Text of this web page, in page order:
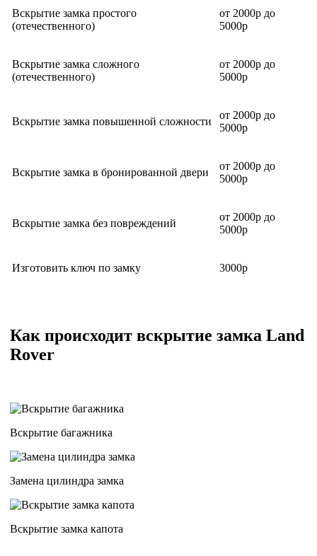
Вскрытие замка простого
(отечественного)
от 2000р до
5000р
Вскрытие замка сложного
(отечественного)
от 2000р до
5000р
Вскрытие замка повышенной сложности
от 2000р до
5000р
Вскрытие замка в бронированной двери
от 2000р до
5000р
Вскрытие замка без повреждений
от 2000р до
5000р
Изготовить ключ по замку 3000р
Как происходит вскрытие замка Land
Rover
Вскрытие багажника
Замена цилиндра замка
Вскрытие замка капота